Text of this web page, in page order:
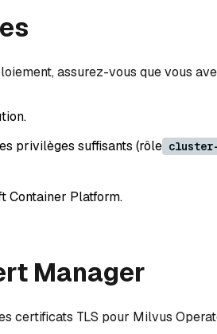
assurez-vous que vous
privilèges suffisants (rôle
Container Platform.
Manager
certificats TLS pour Milvus